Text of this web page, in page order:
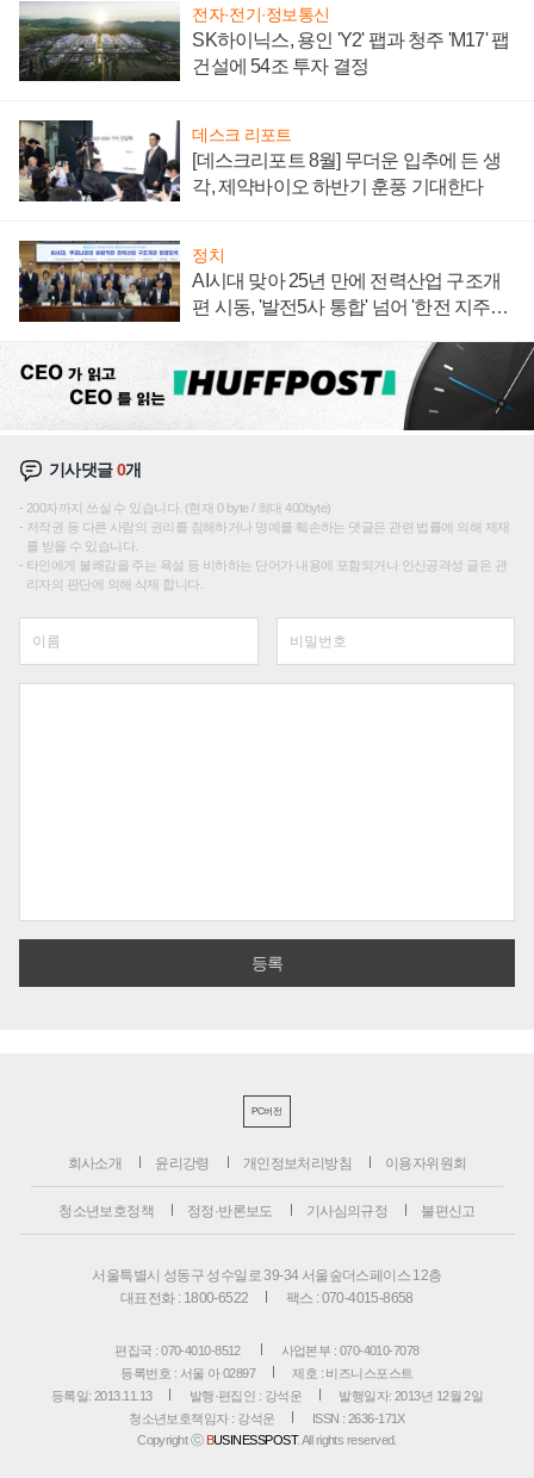
전자·전기·정보통신
SK하이닉스, 용인 'Y2' 팹과 청주 'M17' 팹
건설에 54조 투자 결정
데스크 리포트
[데스크리포트 8월] 무더운 입추에 든 생
각, 제약바이오 하반기 훈풍 기대한다
정치
AI시대 맞아 25년 만에 전력산업 구조개
편 시동, '발전5사 통합' 넘어 '한전 지주사'
기사댓글0개
200자까지 쓰실 수 있습니다. (현재 0 byte / 최대 400byte)
저작권 등 다른 사람의 권리를 침해하거나 명예를 훼손하는 댓글은 관련 법률에 의해 제재
를 받을 수 있습니다.
타인에게 불쾌감을 주는 욕설 등 비하하는 단어가 내용에 포함되거나 인신공격성 글은 관
리자의 판단에 의해 삭제 합니다.
PC버전
회사소개 윤리강령 개인정보처리방침 이용자위원회
청소년보호정책 정정·반론보도 기사심의규정 불편신고
서울특별시 성동구 성수일로 39-34 서울숲더스페이스 12층
대표전화 : 1800-6522
팩스 : 070-4015-8658
편집국 : 070-4010-8512
사업본부 : 070-4010-7078
등록번호 : 서울 아 02897
제호 : 비즈니스포스트
등록일: 2013.11.13
발행·편집인 : 강석운
발행일자: 2013년 12월 2일
청소년보호책임자 : 강석운
ISSN : 2636-171X
Copyright ⓒ BUSINESSPOST. All rights reserved.